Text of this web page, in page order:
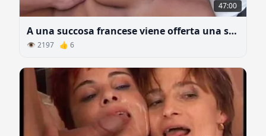
47:00
A una succosa francese viene offerta una scopata
👁 2197 👍 6